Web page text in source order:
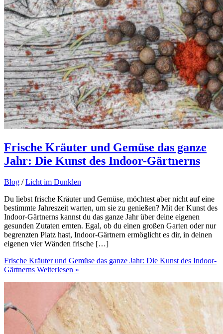
Frische Kräuter und Gemüse das ganze
Jahr: Die Kunst des Indoor-Gärtnerns
Blog /Licht im Dunklen
Du liebst frische Kräuter und Gemüse, möchtest aber nicht auf eine
bestimmte Jahreszeit warten, um sie zu genießen? Mit der Kunst des
Indoor-Gärtnerns kannst du das ganze Jahr über deine eigenen
gesunden Zutaten ernten. Egal, ob du einen großen Garten oder nur
begrenzten Platz hast, Indoor-Gärtnern ermöglicht es dir, in deinen
eigenen vier Wänden frische […]
Frische Kräuter und Gemüse das ganze Jahr: Die Kunst des Indoor-
Gärtnerns Weiterlesen »